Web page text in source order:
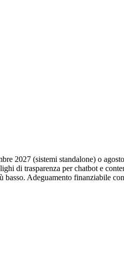
2027 (sistemi standalone) o
di trasparenza per chatbot e
Adeguamento finanziabile